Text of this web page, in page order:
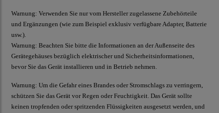
Warnung: Verwenden Sie nur vom Hersteller zugelassene Zubehörteile
und Ergänzungen (wie zum Beispiel exklusiv verfügbare Adapter, Batterie
usw.).
Warnung: Beachten Sie bitte die Informationen an der Außenseite des
Gerätegehäuses bezüglich elektrischer und Sicherheitsinformationen,
bevor Sie das Gerät installieren und in Betrieb nehmen.
Warnung: Um die Gefahr eines Brandes oder Stromschlags zu verringern,
schützen Sie das Gerät vor Regen oder Feuchtigkeit. Das Gerät sollte
keinen tropfenden oder spritzenden Flüssigkeiten ausgesetzt werden, und